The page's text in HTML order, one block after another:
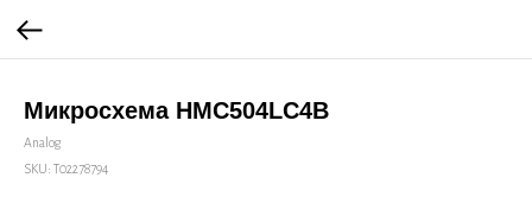
Микросхема HMC504LC4B
Analog
SKU: Т02278794